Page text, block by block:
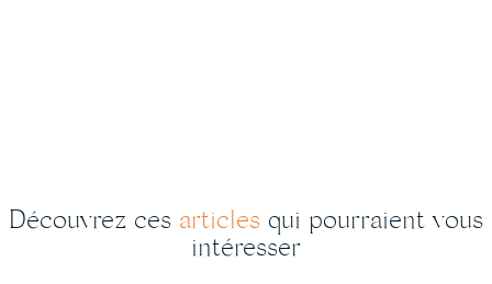
Découvrez ces articles qui pourraient vous
intéresser